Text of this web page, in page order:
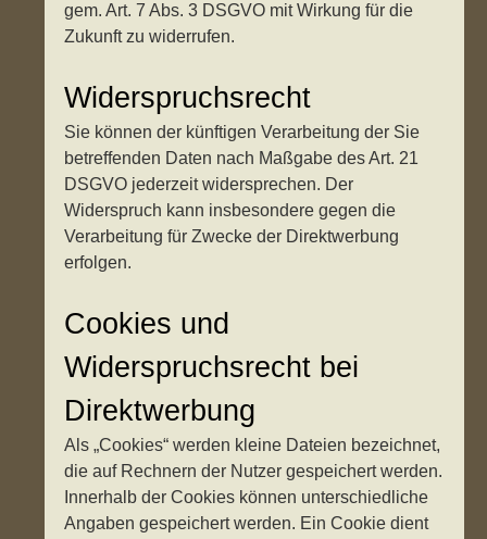
gem. Art. 7 Abs. 3 DSGVO mit Wirkung für die
Zukunft zu widerrufen.
Widerspruchsrecht
Sie können der künftigen Verarbeitung der Sie
betreffenden Daten nach Maßgabe des Art. 21
DSGVO jederzeit widersprechen. Der
Widerspruch kann insbesondere gegen die
Verarbeitung für Zwecke der Direktwerbung
erfolgen.
Cookies und
Widerspruchsrecht bei
Direktwerbung
Als „Cookies“ werden kleine Dateien bezeichnet,
die auf Rechnern der Nutzer gespeichert werden.
Innerhalb der Cookies können unterschiedliche
Angaben gespeichert werden. Ein Cookie dient